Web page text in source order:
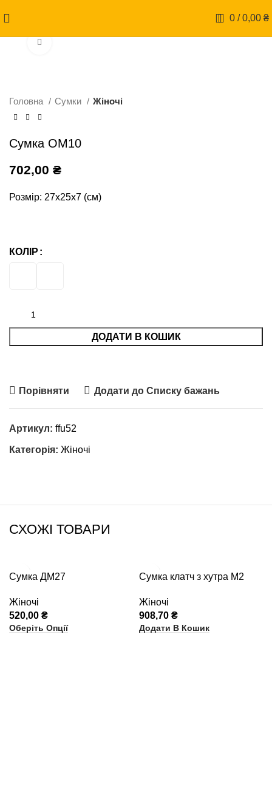
0 / 0,00 ₴
Головна Сумки Жіночі
Сумка ОМ10
702,00 ₴
Розмір: 27х25х7 (см)
КОЛІР
ДОДАТИ В КОШИК
Порівняти Додати до Списку бажань
Артикул: ffu52
Категорія: Жіночі
СХОЖІ ТОВАРИ
Сумка ДМ27
Жіночі
520,00 ₴
Оберіть Опції
Сумка клатч з хутра М2
Жіночі
908,70 ₴
Додати В Кошик